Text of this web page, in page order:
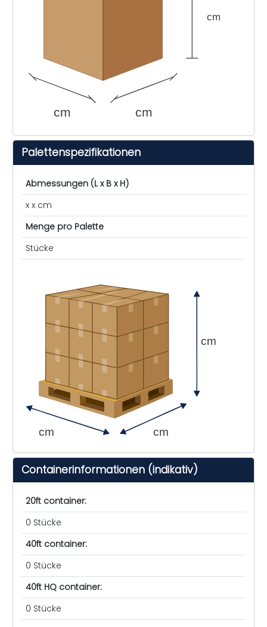
cm cm
cm
Palettenspezifikationen
Abmessungen (L x B x H)
x x cm
Menge pro Palette
Stücke
cm cm
cm
Containerinformationen (indikativ)
20ft container:
0 Stücke
40ft container:
0 Stücke
40ft HQ container:
0 Stücke